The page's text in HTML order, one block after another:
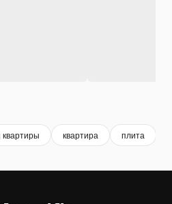
квартиры квартира плита